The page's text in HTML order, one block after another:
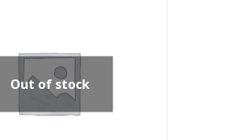
Out of stock